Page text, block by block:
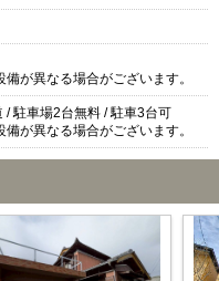
が異なる場合がございます。
/ 駐車場2台無料 / 駐車3台可
が異なる場合がございます。